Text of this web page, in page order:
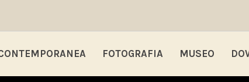
FOTOGRAFIA MUSEO